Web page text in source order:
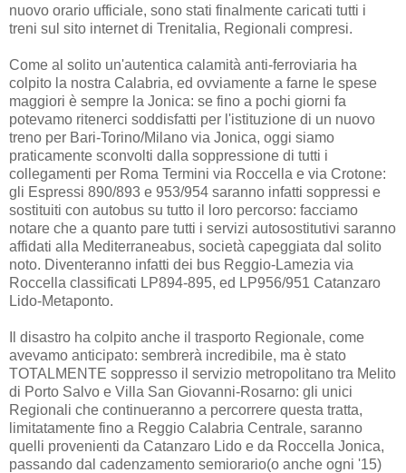
nuovo orario ufficiale, sono stati finalmente caricati tutti i
treni sul sito internet di Trenitalia, Regionali compresi.
Come al solito un'autentica calamità anti-ferroviaria ha
colpito la nostra Calabria, ed ovviamente a farne le spese
maggiori è sempre la Jonica: se fino a pochi giorni fa
potevamo ritenerci soddisfatti per l'istituzione di un nuovo
treno per Bari-Torino/Milano via Jonica, oggi siamo
praticamente sconvolti dalla soppressione di tutti i
collegamenti per Roma Termini via Roccella e via Crotone:
gli Espressi 890/893 e 953/954 saranno infatti soppressi e
sostituiti con autobus su tutto il loro percorso: facciamo
notare che a quanto pare tutti i servizi autosostitutivi saranno
affidati alla Mediterraneabus, società capeggiata dal solito
noto. Diventeranno infatti dei bus Reggio-Lamezia via
Roccella classificati LP894-895, ed LP956/951 Catanzaro
Lido-Metaponto.
Il disastro ha colpito anche il trasporto Regionale, come
avevamo anticipato: sembrerà incredibile, ma è stato
TOTALMENTE soppresso il servizio metropolitano tra Melito
di Porto Salvo e Villa San Giovanni-Rosarno: gli unici
Regionali che continueranno a percorrere questa tratta,
limitatamente fino a Reggio Calabria Centrale, saranno
quelli provenienti da Catanzaro Lido e da Roccella Jonica,
passando dal cadenzamento semiorario(o anche ogni '15)